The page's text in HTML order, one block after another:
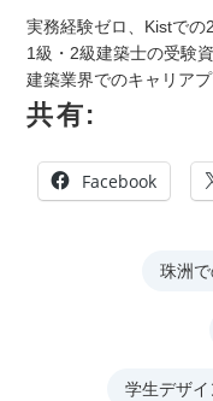
実務経験ゼロ、Kistでの
1級・2級建築士の受験
建築業界でのキャリア
共有:
Facebook
珠洲
学生デザ